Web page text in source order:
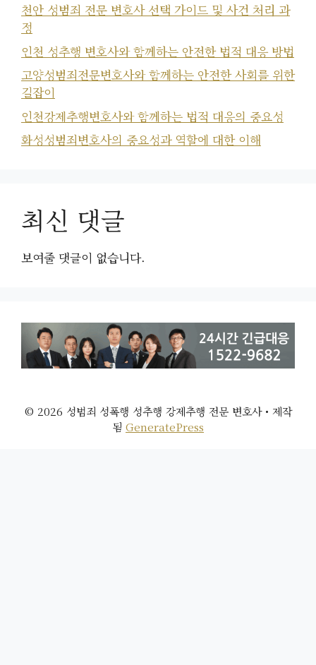
천안 성범죄 전문 변호사 선택 가이드 및 사건 처리 과
정
인천 성추행 변호사와 함께하는 안전한 법적 대응 방법
고양성범죄전문변호사와 함께하는 안전한 사회를 위한
길잡이
인천강제추행변호사와 함께하는 법적 대응의 중요성
화성성범죄변호사의 중요성과 역할에 대한 이해
최신 댓글
보여줄 댓글이 없습니다.
© 2026 성범죄 성폭행 성추행 강제추행 전문 변호사• 제작
됨 GeneratePress